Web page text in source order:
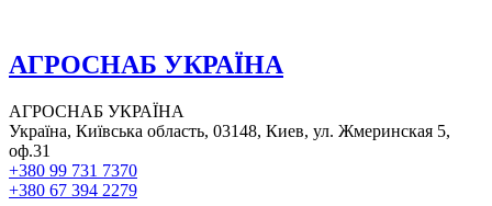
АГРОСНАБ УКРАЇНА
АГРОСНАБ УКРАЇНА
Україна, Київська область, 03148, Киев, ул. Жмеринская 5,
оф.31
+380 99 731 7370
+380 67 394 2279